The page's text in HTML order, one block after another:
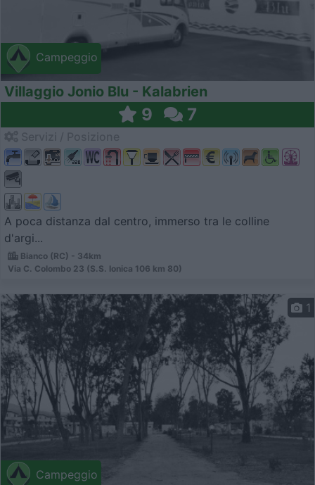
Campeggio
Villaggio Jonio Blu - Kalabrien
9 7
A poca distanza dal centro, immerso tra le colline
d'argi...
Bianco (RC) - 34km
Via C. Colombo 23 (S.S. Ionica 106 km 80)
Campeggio
1